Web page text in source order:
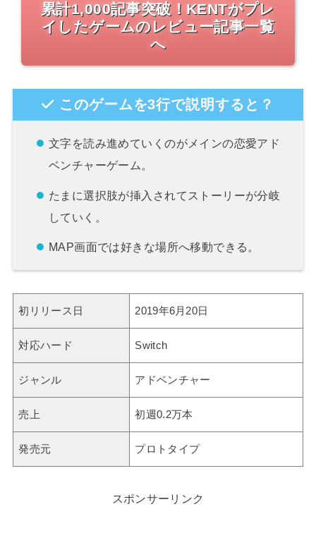
累計1,000記事突破！KENTがプレ
イしたゲームのレビュー記事一覧
へ
このゲームを3行で説明すると？
文字を読み進めていくのがメインの恋愛アド
ベンチャーゲーム。
たまに選択肢が挿入されてストーリーが分岐
していく。
MAP画面では好きな場所へ移動できる。
初リリース日 2019年6月20日
対応ハード Switch
ジャンル アドベンチャー
売上 初週0.2万本
発売元 プロトタイプ
スポンサーリンク